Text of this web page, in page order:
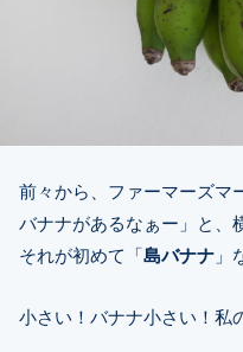
前々から、ファーマーズマ
バナナがあるなぁー」と、
それが初めて「島バナナ 」
小さい！バナナ小さい！私